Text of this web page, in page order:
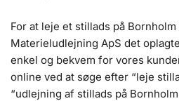
For at leje et stillads på
Materieludlejning ApS det
enkel og bekvem for vores
online ved at søge efter “leje
“udlejning af stillads på